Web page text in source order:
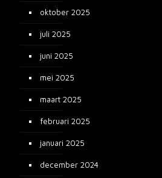
oktober 2025
juli 2025
juni 2025
mei 2025
maart 2025
februari 2025
januari 2025
december 2024